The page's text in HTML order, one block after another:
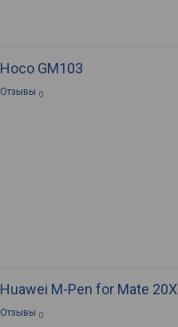
Hoco GM103
Отзывы 0
Huawei M-Pen for Mate 20X
Отзывы 0